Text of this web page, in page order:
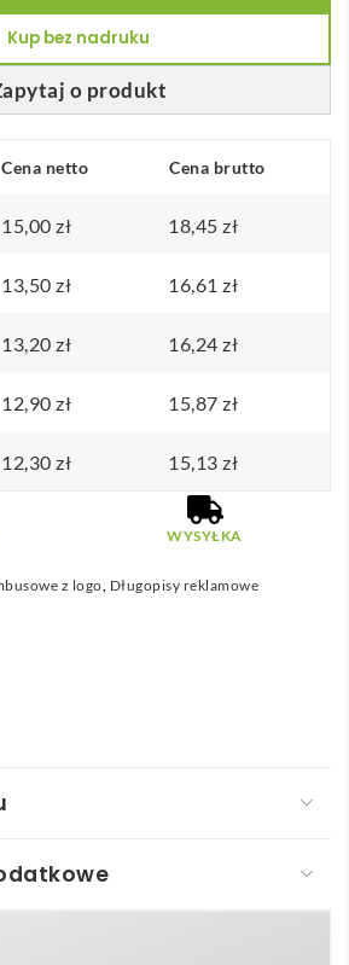
o produkt
Kup bez nadruku
Cena netto Cena brutto
15,00 zł 18,45 zł
13,50 zł 16,61 zł
13,20 zł 16,24 zł
12,90 zł 15,87 zł
12,30 zł 15,13 zł
WYSYŁKA
z logo, Długopisy reklamowe